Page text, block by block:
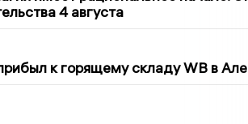
4 августа
к горящему складу WB в